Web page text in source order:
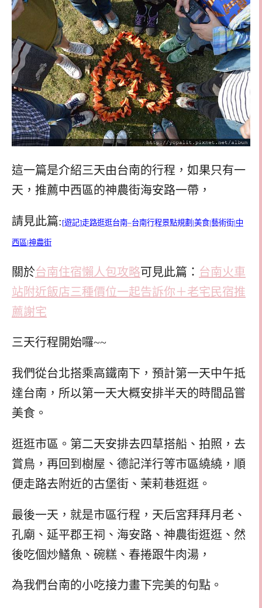
這一篇是介紹三天由台南的行程，如果只有一
天，推薦中西區的神農街海安路一帶，
請見此篇: [遊記]走路逛逛台南–台南行程景點規劃|美食|藝術街|中
西區|神農街
關於台南住宿懶人包攻略可見此篇： 台南火車
站附近飯店三種價位一起告訴你＋老宅民宿推
薦謝宅
三天行程開始囉~~
我們從台北搭乘高鐵南下，預計第一天中午抵
達台南，所以第一天大概安排半天的時間品嘗
美食。
逛逛市區。第二天安排去四草搭船、拍照，去
賞鳥，再回到樹屋、德記洋行等市區繞繞，順
便走路去附近的古堡街、茉莉巷逛逛。
最後一天，就是市區行程，天后宮拜拜月老、
孔廟、延平郡王祠、海安路、神農街逛逛、然
後吃個炒鱔魚、碗糕、春捲跟牛肉湯，
為我們台南的小吃接力畫下完美的句點。